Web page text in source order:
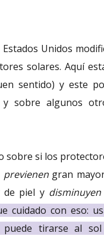
Estados Unidos
solares. Aquí
sentido) y este
y sobre algunos
sobre si los
previenengran
de piel y disminuyen
cuidado con eso:
tirarse al